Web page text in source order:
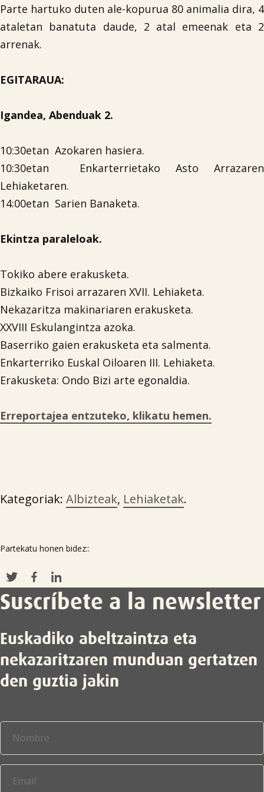

Parte hartuko duten ale-kopurua 80 animalia dira, 4
ataletan banatuta daude, 2 atal emeenak eta 2
arrenak.
EGITARAUA:
Igandea, Abenduak 2.
10:30etan Azokaren hasiera.
10:30etan Enkarterrietako Asto Arrazaren
Lehiaketaren.
14:00etan Sarien Banaketa.
Ekintza paraleloak.
Tokiko abere erakusketa.
Bizkaiko Frisoi arrazaren XVII. Lehiaketa.
Nekazaritza makinariaren erakusketa.
XXVIII Eskulangintza azoka.
Baserriko gaien erakusketa eta salmenta.
Enkarterriko Euskal Oiloaren III. Lehiaketa.
Erakusketa: Ondo Bizi arte egonaldia.
Erreportajea entzuteko, klikatu hemen.
Kategoriak: Albizteak, Lehiaketak.
Partekatu honen bidez::
Suscríbete a la newsletter
Euskadiko abeltzaintza eta
nekazaritzaren munduan gertatzen
den guztia jakin